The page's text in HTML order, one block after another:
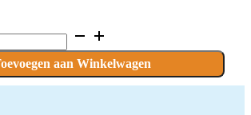
aan Winkelwagen